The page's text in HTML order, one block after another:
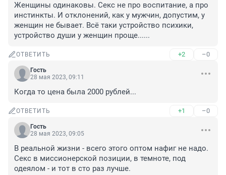
Женщины одинаковы. Секс не про воспитание, а про
инстинкты. И отклонений, как у мужчин, допустим, у
женщин не бывает. Всё таки устройство психики,
устройство души у женщин проще......
ОТВЕТИТЬ +2 –0
Гость
28 мая 2023, 09:11
Когда то цена была 2000 рублей...
ОТВЕТИТЬ +1 –0
Гость
28 мая 2023, 09:05
В реальной жизни - всего этого оптом нафиг не надо.
Секс в миссионерской позиции, в темноте, под
одеялом - и тот в сто раз лучше.